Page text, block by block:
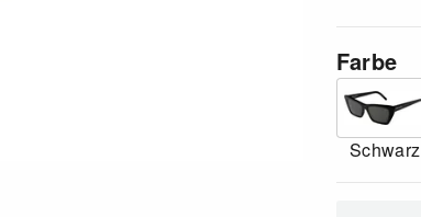
Farbe
Schwarz